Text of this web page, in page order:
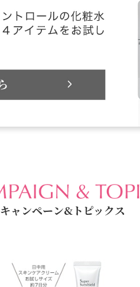
キャンペーン&トピックス